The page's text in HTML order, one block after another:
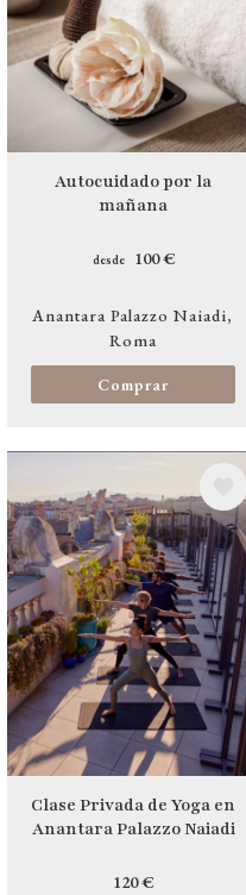
Autocuidado por la
mañana
desde 100 €
Anantara Palazzo Naiadi
Roma
Comprar
Image
Clase Privada de Yoga en
Anantara Palazzo Naiadi
120 €